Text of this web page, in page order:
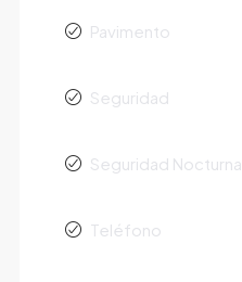
Pavimento
Seguridad
Seguridad Nocturna
Teléfono